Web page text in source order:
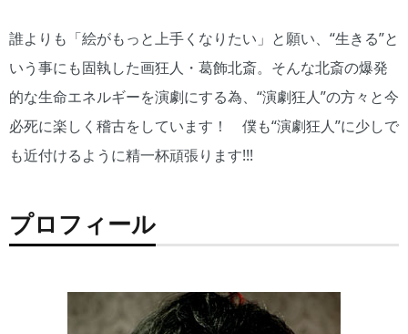
誰よりも「絵がもっと上手くなりたい」と願い、“生きる”と
いう事にも固執した画狂人・葛飾北斎。そんな北斎の爆発
的な生命エネルギーを演劇にする為、“演劇狂人”の方々と今
必死に楽しく稽古をしています！ 僕も“演劇狂人”に少しで
も近付けるように精一杯頑張ります!!!
プロフィール